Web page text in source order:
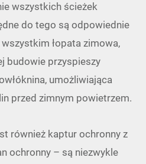
wszystkich ścieżek
do tego są odpowiednie
łopata zimowa,
budowie przyspieszy
umożliwiająca
przed zimnym powietrzem.
również kaptur ochronny z
ochronny – są niezwykle